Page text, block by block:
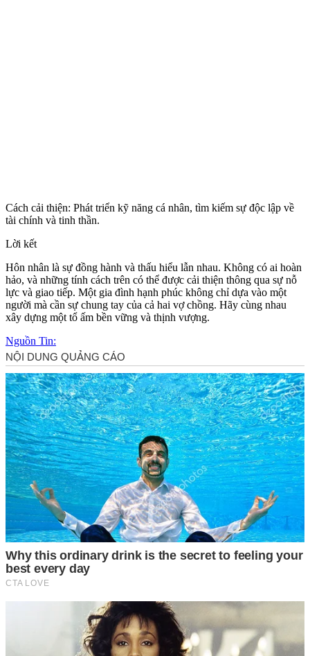
Cách cải thiện: Phát triển kỹ năng cá nhân, tìm kiếm sự độc lập về
tài chính và tinh thần.
Lời kết
Hôn nhân là sự đồng hành và thấu hiểu lẫn nhau. Không có ai hoàn
hảo, và những tính cách trên có thể được cải thiện thông qua sự nỗ
lực và giao tiếp. Một gia đình hạnh phúc không chỉ dựa vào một
người mà cần sự chung tay của cả hai vợ chồng. Hãy cùng nhau
xây dựng một tổ ấm bền vững và thịnh vượng.
Nguồn Tin: